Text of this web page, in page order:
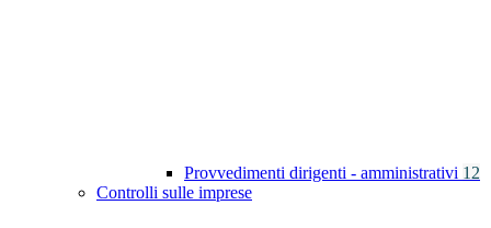
Provvedimenti dirigenti - amministrativi 12
Controlli sulle imprese